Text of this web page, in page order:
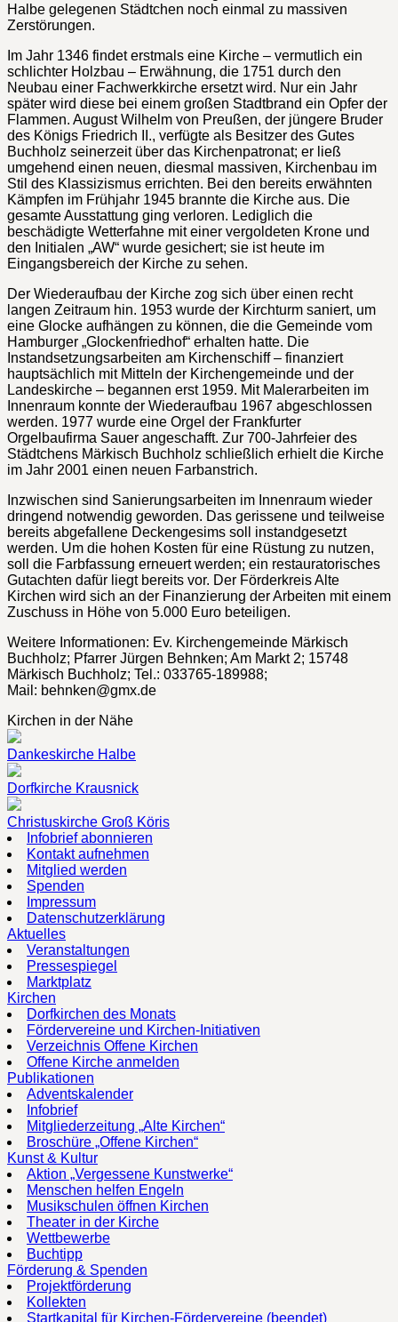
Halbe gelegenen Städtchen noch einmal zu massiven
Zerstörungen.
Im Jahr 1346 findet erstmals eine Kirche – vermutlich ein
schlichter Holzbau – Erwähnung, die 1751 durch den
Neubau einer Fachwerkkirche ersetzt wird. Nur ein Jahr
später wird diese bei einem großen Stadtbrand ein Opfer der
Flammen. August Wilhelm von Preußen, der jüngere Bruder
des Königs Friedrich II., verfügte als Besitzer des Gutes
Buchholz seinerzeit über das Kirchenpatronat; er ließ
umgehend einen neuen, diesmal massiven, Kirchenbau im
Stil des Klassizismus errichten. Bei den bereits erwähnten
Kämpfen im Frühjahr 1945 brannte die Kirche aus. Die
gesamte Ausstattung ging verloren. Lediglich die
beschädigte Wetterfahne mit einer vergoldeten Krone und
den Initialen „AW“ wurde gesichert; sie ist heute im
Eingangsbereich der Kirche zu sehen.
Der Wiederaufbau der Kirche zog sich über einen recht
langen Zeitraum hin. 1953 wurde der Kirchturm saniert, um
eine Glocke aufhängen zu können, die die Gemeinde vom
Hamburger „Glockenfriedhof“ erhalten hatte. Die
Instandsetzungsarbeiten am Kirchenschiff – finanziert
hauptsächlich mit Mitteln der Kirchengemeinde und der
Landeskirche – begannen erst 1959. Mit Malerarbeiten im
Innenraum konnte der Wiederaufbau 1967 abgeschlossen
werden. 1977 wurde eine Orgel der Frankfurter
Orgelbaufirma Sauer angeschafft. Zur 700-Jahrfeier des
Städtchens Märkisch Buchholz schließlich erhielt die Kirche
im Jahr 2001 einen neuen Farbanstrich.
Inzwischen sind Sanierungsarbeiten im Innenraum wieder
dringend notwendig geworden. Das gerissene und teilweise
bereits abgefallene Deckengesims soll instandgesetzt
werden. Um die hohen Kosten für eine Rüstung zu nutzen,
soll die Farbfassung erneuert werden; ein restauratorisches
Gutachten dafür liegt bereits vor. Der Förderkreis Alte
Kirchen wird sich an der Finanzierung der Arbeiten mit einem
Zuschuss in Höhe von 5.000 Euro beteiligen.
Weitere Informationen: Ev. Kirchengemeinde Märkisch
Buchholz; Pfarrer Jürgen Behnken; Am Markt 2; 15748
Märkisch Buchholz; Tel.: 033765-189988;
Mail: behnken@gmx.de
Kirchen in der Nähe
Dankeskirche Halbe
Dorfkirche Krausnick
Christuskirche Groß Köris
Infobrief abonnieren
Kontakt aufnehmen
Mitglied werden
Spenden
Impressum
Datenschutzerklärung
Aktuelles
Veranstaltungen
Pressespiegel
Marktplatz
Kirchen
Dorfkirchen des Monats
Fördervereine und Kirchen-Initiativen
Verzeichnis Offene Kirchen
Offene Kirche anmelden
Publikationen
Adventskalender
Infobrief
Mitgliederzeitung „Alte Kirchen“
Broschüre „Offene Kirchen“
Kunst & Kultur
Aktion „Vergessene Kunstwerke“
Menschen helfen Engeln
Musikschulen öffnen Kirchen
Theater in der Kirche
Wettbewerbe
Buchtipp
Förderung & Spenden
Projektförderung
Kollekten
Startkapital für Kirchen-Fördervereine (beendet)